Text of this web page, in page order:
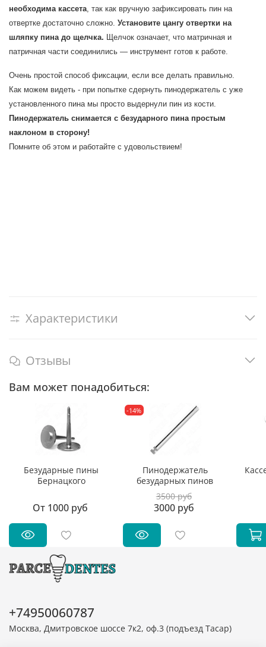
необходима кассета, так как вручную зафиксировать пин на
отвертке достаточно сложно. Установите цангу отвертки на
шляпку пина до щелчка. Щелчок означает, что матричная и
патричная части соединились — инструмент готов к работе.
Очень простой способ фиксации, если все делать правильно.
Как можем видеть - при попытке сдернуть пинодержатель с уже
установленного пина мы просто выдернули пин из кости.
Пинодержатель снимается с безударного пина простым
наклоном в сторону!
Помните об этом и работайте с удовольствием!
Характеристики
Отзывы
Вам может понадобиться:
Безударные пины
Бернацкого
От 1000 руб
-14%
Пинодержатель
безударных пинов
3500 руб
3000 руб
+74950060787
Москва, Дмитровское шоссе 7к2, оф.3 (подъезд Тасар)